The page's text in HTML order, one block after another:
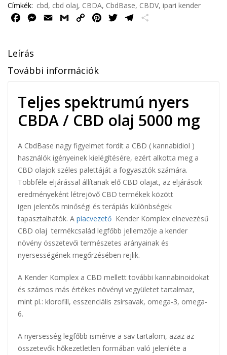
Címkék: cbd, cbd olaj, CBDA, CbdBase, CBDV, ipari kender
e
b
o
M
e
n
e
r
l
l
L
i
k
r
s
e
r
m
m
g
Leírás
További információk
Teljes spektrumú nyers
CBDA / CBD olaj 5000 mg
A CbdBase nagy figyelmet fordít a CBD ( kannabidiol )
használók igényeinek kielégítésére, ezért alkotta meg a
CBD olajok széles palettáját a fogyasztók számára.
Többféle eljárással állítanak elő CBD olajat, az eljárások
eredményeként létrejövő CBD termékek között
igen jelentős minőségi és terápiás különbségek
tapasztalhatók. A piacvezető Kender Komplex elnevezésű
CBD olaj termékcsalád legfőbb jellemzője a kender
növény összetevői természetes arányainak és
nyersességének megőrzésében rejlik.
A Kender Komplex a CBD mellett további kannabinoidokat
és számos más értékes növényi vegyületet tartalmaz,
mint pl.: klorofill, esszenciális zsírsavak, omega-3, omega-
6.
A nyersesség legfőbb ismérve a sav tartalom, azaz az
összetevők hőkezetletlen formában való jelenléte a